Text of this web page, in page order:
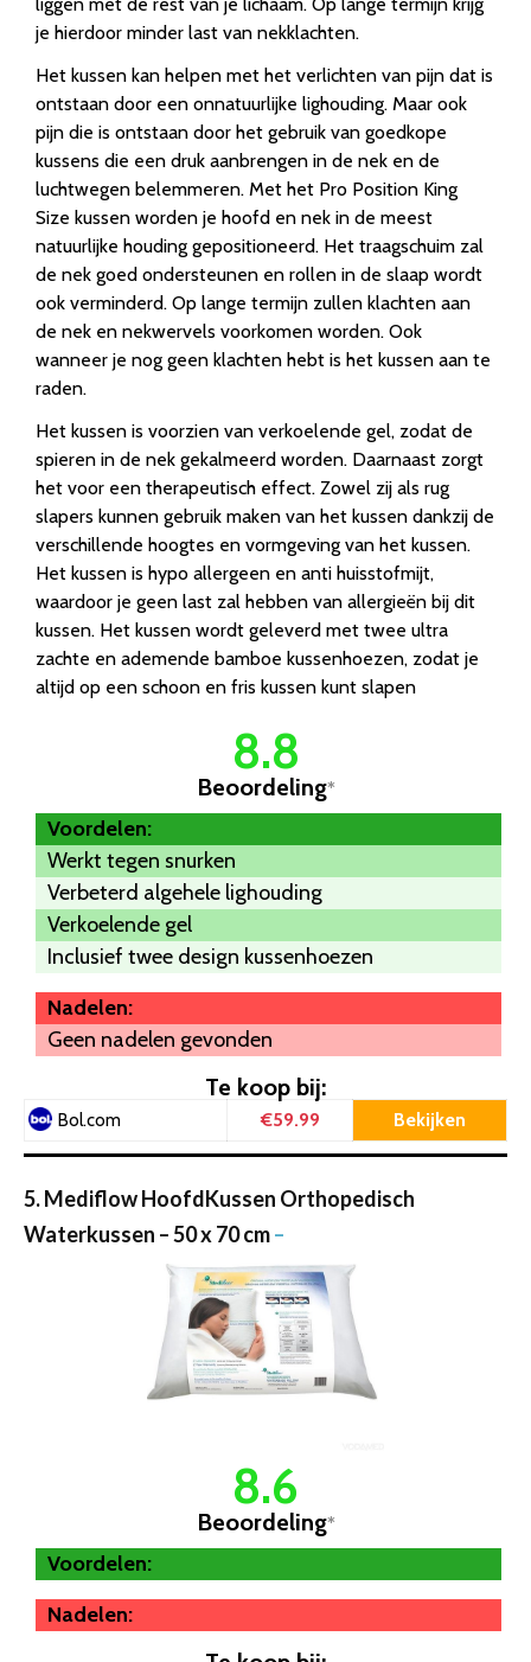
je hierdoor minder last van nekklachten.
Het kussen kan helpen met het verlichten van pijn dat is
ontstaan door een onnatuurlijke lighouding. Maar ook
pijn die is ontstaan door het gebruik van goedkope
kussens die een druk aanbrengen in de nek en de
luchtwegen belemmeren. Met het Pro Position King
Size kussen worden je hoofd en nek in de meest
natuurlijke houding gepositioneerd. Het traagschuim zal
de nek goed ondersteunen en rollen in de slaap wordt
ook verminderd. Op lange termijn zullen klachten aan
de nek en nekwervels voorkomen worden. Ook
wanneer je nog geen klachten hebt is het kussen aan te
raden.
Het kussen is voorzien van verkoelende gel, zodat de
spieren in de nek gekalmeerd worden. Daarnaast zorgt
het voor een therapeutisch effect. Zowel zij als rug
slapers kunnen gebruik maken van het kussen dankzij de
verschillende hoogtes en vormgeving van het kussen.
Het kussen is hypo allergeen en anti huisstofmijt,
waardoor je geen last zal hebben van allergieën bij dit
kussen. Het kussen wordt geleverd met twee ultra
zachte en ademende bamboe kussenhoezen, zodat je
altijd op een schoon en fris kussen kunt slapen
8.8
Beoordeling*
Voordelen:
Werkt tegen snurken
Verbeterd algehele lighouding
Verkoelende gel
Inclusief twee design kussenhoezen
Nadelen:
Geen nadelen gevonden
Te koop bij:
Bol.com €59.99 Bekijken
5. Mediflow HoofdKussen Orthopedisch
Waterkussen – 50 x 70 cm–
8.6
Beoordeling*
Voordelen:
Nadelen: